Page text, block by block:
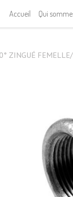
Accueil Qui
ZINGUÉ